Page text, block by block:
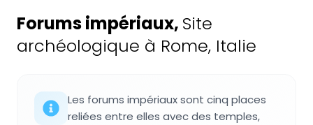
Forums impériaux, Site
archéologique à Rome, Italie
Les forums impériaux sont cinq places
reliées entre elles avec des temples,